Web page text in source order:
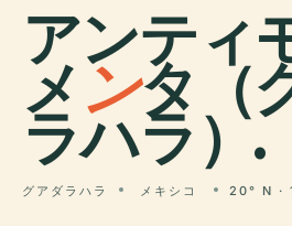
アンティ
メンタ（
ラハラ）.
グアダラハラ メキシコ 20° N ·